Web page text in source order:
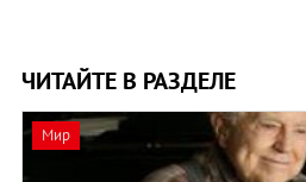
ЧИТАЙТЕ В РАЗДЕЛЕ
Мир